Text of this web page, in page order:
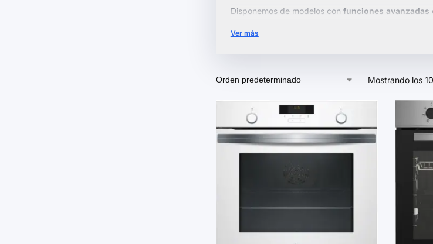
Disponemos de modelos con funciones avanzadas
empotrada o de pie.
Ver más
Mostrando los